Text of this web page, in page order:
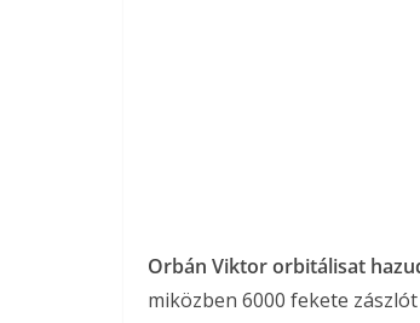
Orbán Viktor orbitálisat
miközben 6000 fekete